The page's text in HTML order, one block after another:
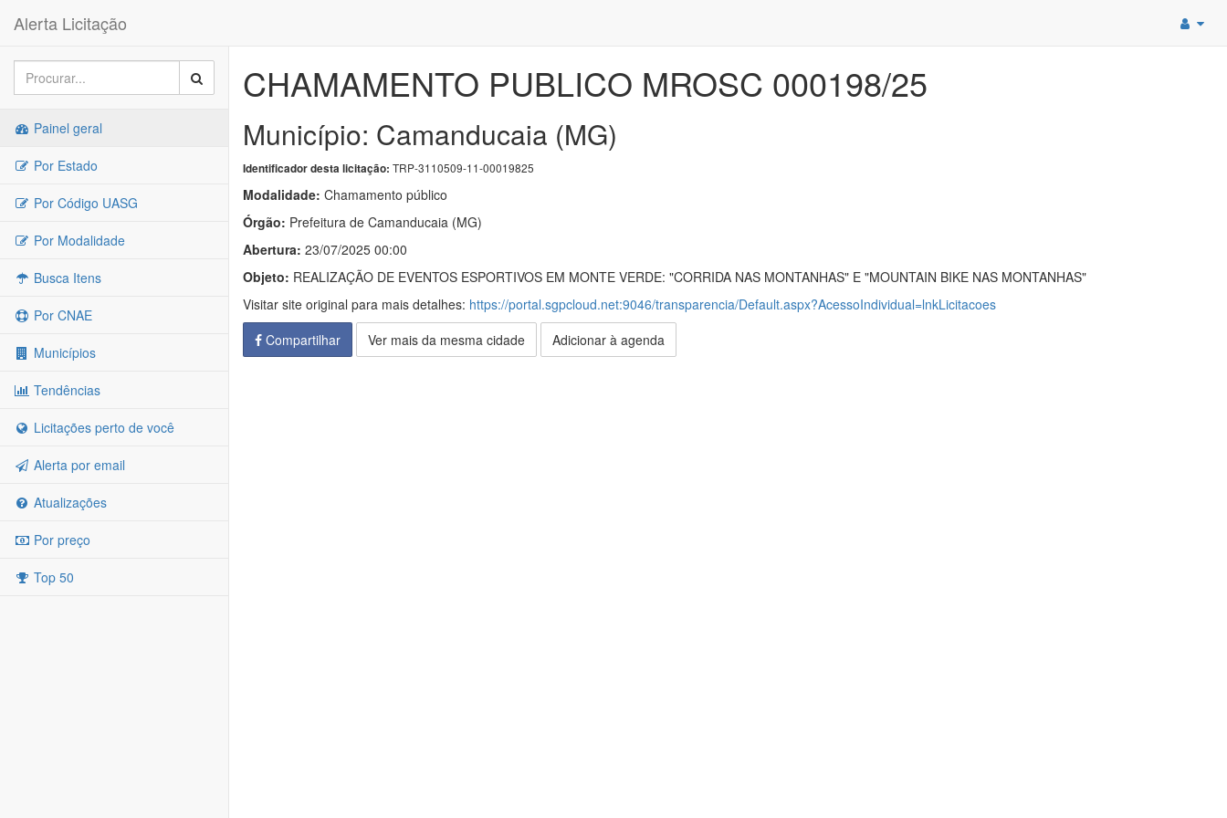
Alerta Licitação
Painel geral
Por Estado
Por Código UASG
Por Modalidade
Busca Itens
Por CNAE
Municípios
Tendências
Licitações perto de você
Alerta por email
Atualizações
Por preço
Top 50
CHAMAMENTO PUBLICO MROSC 000198/25
Município: Camanducaia (MG)
Identificador desta licitação: TRP-3110509-11-00019825
Modalidade: Chamamento público
Órgão: Prefeitura de Camanducaia (MG)
Abertura: 23/07/2025 00:00
Objeto: REALIZAÇÃO DE EVENTOS ESPORTIVOS EM MONTE VERDE: "CORRIDA NAS MONTANHAS" E "MOUNTAIN BIKE NAS MONTANHAS"
Visitar site original para mais detalhes: https://portal.sgpcloud.net:9046/transparencia/Default.aspx?AcessoIndividual=lnkLicitacoes
Compartilhar
Ver mais da mesma cidade Adicionar à agenda